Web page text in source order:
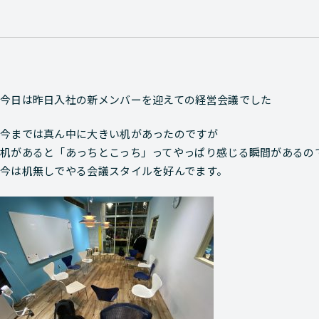
今日は昨日入社の新メンバーを迎えての経営会議でした
今までは真ん中に大きい机があったのですが
机があると「あっちとこっち」ってやっぱり感じる瞬間があるの
今は机無しでやる会議スタイルを好んでます。